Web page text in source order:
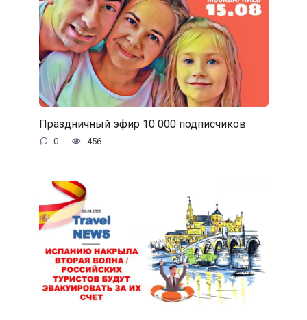
Праздничный эфир 10 000 подписчиков
0 456